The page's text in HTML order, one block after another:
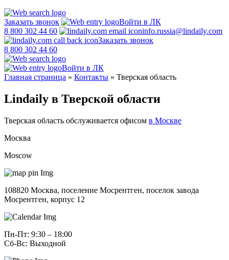
Заказать звонок
Войти в ЛК
8 800 302 44 60
info.russia@lindaily.com
Заказать звонок
8 800 302 44 60
Войти в ЛК
Главная страница » Контакты » Тверская область
Lindaily в Тверской области
Тверская область обслуживается офисом в Москве
Москва
Moscow
108820 Москва, поселение Мосрентген, поселок завода
Мосрентген, корпус 12
Пн-Пт: 9:30 – 18:00
Сб-Вс: Выходной